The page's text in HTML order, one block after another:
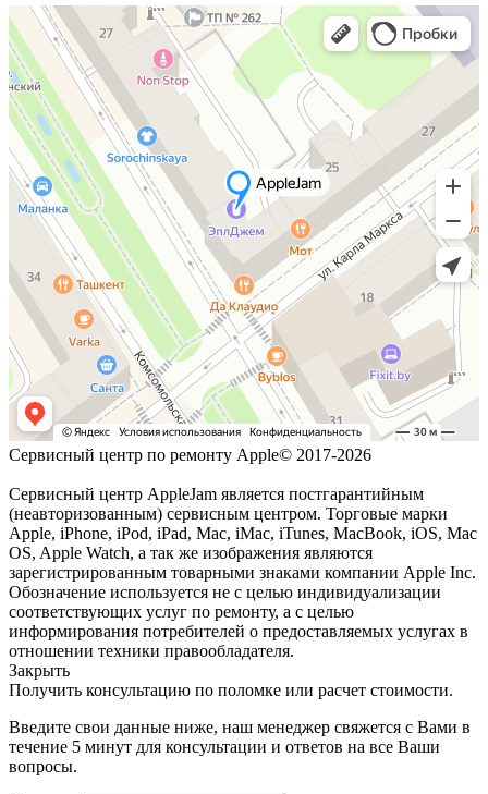
Сервисный центр по ремонту Apple© 2017-2026
Сервисный центр AppleJam является постгарантийным
(неавторизованным) сервисным центром. Торговые марки
Apple, iPhone, iPod, iPad, Mac, iMac, iTunes, MacBook, iOS, Mac
OS, Apple Watch, а так же изображения являются
зарегистрированным товарными знаками компании Apple Inc.
Обозначение используется не с целью индивидуализации
соответствующих услуг по ремонту, а с целью
информирования потребителей о предоставляемых услугах в
отношении техники правообладателя.
Закрыть
Получить консультацию по поломке или расчет стоимости.
Введите свои данные ниже, наш менеджер свяжется с Вами в
течение 5 минут для консультации и ответов на все Ваши
вопросы.